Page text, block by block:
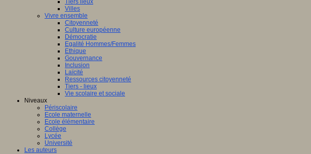
Tiers lieux
Villes
Vivre ensemble
Citoyenneté
Culture européenne
Démocratie
Egalité Hommes/Femmes
Ethique
Gouvernance
Inclusion
Laïcité
Ressources citoyenneté
Tiers - lieux
Vie scolaire et sociale
Niveaux
Périscolaire
Ecole maternelle
Ecole élémentaire
Collège
Lycée
Université
Les auteurs